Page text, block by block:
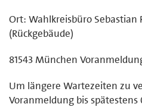
Ort: Wahlkreisbüro Sebastian
(Rückgebäude)
81543 München
Um längere Wartezeiten zu
Voranmeldung bis